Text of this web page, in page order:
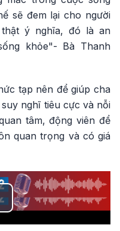
sẽ đem lại cho người
ý nghĩa, đó là an
khỏe"- Bà Thanh
tạp nên để giúp cha
nghĩ tiêu cực và nỗi
tâm, động viên để
quan trọng và có giá